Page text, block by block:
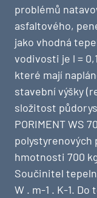
problémů
asfaltového,
jako vhodná
vodivosti je l =
které mají
stavební výšky
složitost
PORIMENT WS
polystyrenových
hmotnosti 700
Součinitel
W . m-1 . K-1.